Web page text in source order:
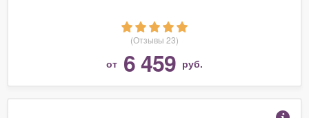
(Отзывы 23)
от 6 459 руб.